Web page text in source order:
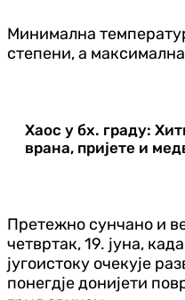
Минимална
степени, а
Хаос у бх. граду:
врана, пријете и
Претежно сунчано и
четвртак, 19. јуна,
југоистоку очекује
понегдје донијети